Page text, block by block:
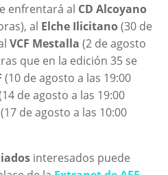
enfrentará al CD Alcoyano
al Elche Ilicitano(30 de
VCF Mestalla (2 de agosto
que en la edición 35 se
(10 de agosto a las 19:00
de agosto a las 19:00
(17 de agosto a las 10:00
interesados puede